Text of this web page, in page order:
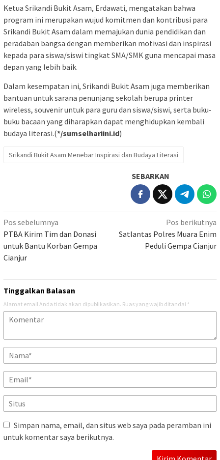
Ketua Srikandi Bukit Asam, Erdawati, mengatakan bahwa
program ini merupakan wujud komitmen dan kontribusi para
Srikandi Bukit Asam dalam memajukan dunia pendidikan dan
peradaban bangsa dengan memberikan motivasi dan inspirasi
kepada para siswa/siswi tingkat SMA/SMK guna mencapai masa
depan yang lebih baik.
Dalam kesempatan ini, Srikandi Bukit Asam juga memberikan
bantuan untuk sarana penunjang sekolah berupa printer
wireless, souvenir untuk para guru dan siswa/siswi, serta buku-
buku bacaan yang diharapkan dapat menghidupkan kembali
budaya literasi.(*/sumselhariini.id)
Srikandi Bukit Asam Menebar Inspirasi dan Budaya Literasi
SEBARKAN
Navigasi
pos
Pos sebelumnya
PTBA Kirim Tim dan Donasi
untuk Bantu Korban Gempa
Cianjur
Pos berikutnya
Satlantas Polres Muara Enim
Peduli Gempa Cianjur
Tinggalkan Balasan
Alamat email Anda tidak akan dipublikasikan. Ruas yang wajib ditandai *
Simpan nama, email, dan situs web saya pada peramban ini
untuk komentar saya berikutnya.